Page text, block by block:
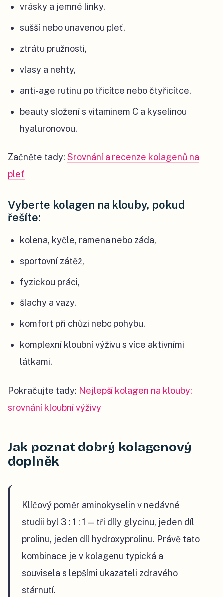
vrásky a jemné linky,
sušší nebo unavenou pleť,
ztrátu pružnosti,
vlasy a nehty,
anti-age rutinu po třicítce nebo čtyřicítce,
beauty složení s vitaminem C a kyselinou
hyaluronovou.
Začněte tady: Srovnání a recenze kolagenů na
pleť
Vyberte kolagen na klouby, pokud
řešíte:
kolena, kyčle, ramena nebo záda,
sportovní zátěž,
fyzickou práci,
šlachy a vazy,
komfort při chůzi nebo pohybu,
komplexní kloubní výživu s více aktivními
látkami.
Pokračujte tady: Nejlepší kolagen na klouby:
srovnání kloubní výživy
Jak poznat dobrý kolagenový
doplněk
Klíčový poměr aminokyselin v nedávné
studii byl 3 : 1 : 1 — tři díly glycinu, jeden díl
prolinu, jeden díl hydroxyprolinu. Právě tato
kombinace je v kolagenu typická a
souvisela s lepšími ukazateli zdravého
stárnutí.